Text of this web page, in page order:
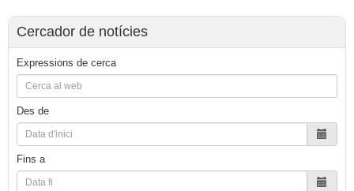
Cercador de notícies
Expressions de cerca
Des de
Fins a